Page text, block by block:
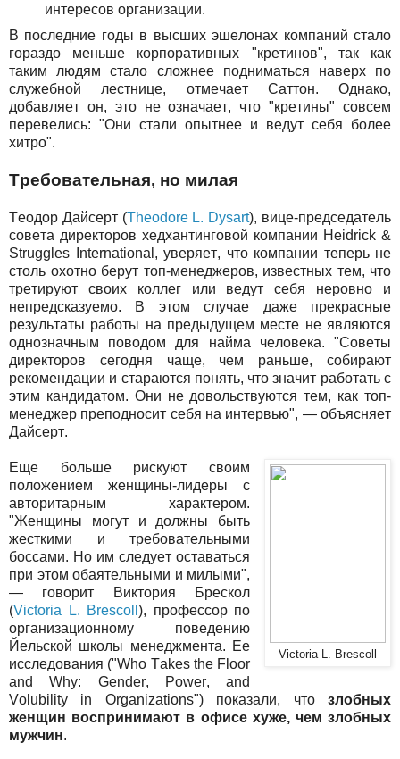
интересов организации.
В последние годы в высших эшелонах компаний стало
гораздо меньше корпоративных "кретинов", так как
таким людям стало сложнее подниматься наверх по
служебной лестнице, отмечает Саттон. Однако,
добавляет он, это не означает, что "кретины" совсем
перевелись: "Они стали опытнее и ведут себя более
хитро".
Требовательная, но милая
Теодор Дайсерт (Theodore L. Dysart), вице-председатель
совета директоров хедхантинговой компании Heidrick &
Struggles International, уверяет, что компании теперь не
столь охотно берут топ-менеджеров, известных тем, что
третируют своих коллег или ведут себя неровно и
непредсказуемо. В этом случае даже прекрасные
результаты работы на предыдущем месте не являются
однозначным поводом для найма человека. "Советы
директоров сегодня чаще, чем раньше, собирают
рекомендации и стараются понять, что значит работать с
этим кандидатом. Они не довольствуются тем, как топ-
менеджер преподносит себя на интервью", — объясняет
Дайсерт.
Victoria L. Brescoll
Еще больше рискуют своим
положением женщины-лидеры с
авторитарным характером.
"Женщины могут и должны быть
жесткими и требовательными
боссами. Но им следует оставаться
при этом обаятельными и милыми",
— говорит Виктория Брескол
(Victoria L. Brescoll), профессор по
организационному поведению
Йельской школы менеджмента. Ее
исследования ("Who Takes the Floor
and Why: Gender, Power, and
Volubility in Organizations") показали, что злобных
женщин воспринимают в офисе хуже, чем злобных
мужчин.